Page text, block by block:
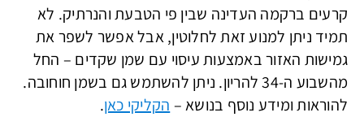
קרעים ברקמה העדינה שבין פי הטבעת והנרתיק. לא
תמיד ניתן למנוע זאת לחלוטין, אבל אפשר לשפר את
גמישות האזור באמצעות עיסוי עם שמן שקדים – החל
מהשבוע ה-34 להריון. ניתן להשתמש גם בשמן חוחובה.
להוראות ומידע נוסף בנושא – הקליקי כאן.